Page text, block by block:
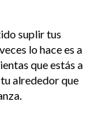
suplir tus
lo hace es a
que estás a
alrededor que